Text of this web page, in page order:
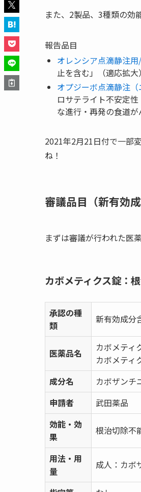
また、2製品、3種類の効
報告品目
オレンシア点滴静注用
止を含む」（適応拡大
オプジーボ点滴静注（
ロサテライト不安定
な進行・再発の食道
2021年2月21日付で一部
ね！
審議品目（新有効
まずは審議が行われた医
カボメティクス錠：
承認の種
類
新有効成分
医薬品名
カボメティ
カボメティ
成分名
カボザンチ
申請者
武田薬品
効能・効
果
根治切除不
用法・用
量
成人：カボ